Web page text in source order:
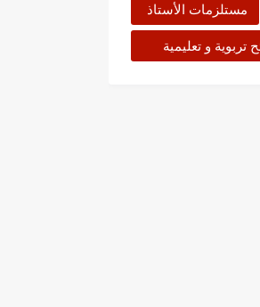
مستلزمات الأستاذ
تربوية و تعليمية